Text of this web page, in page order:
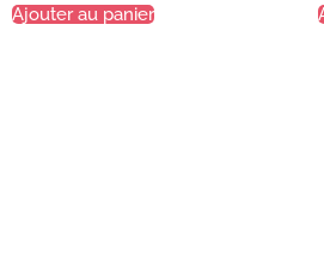
Ajouter au panier